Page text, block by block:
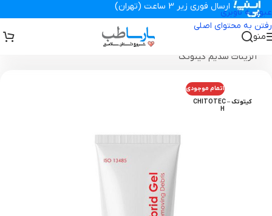
عبور به ناوبری
رفتن به محتوای اصلی
ارسال فوری زیر 3 ساعت (تهران)
منو
تجهیزات پزشکی پارساطب انواع پانسمان زخم
ژل دبریدمان
آلژینات سدیم کیتوتک
اتمام موجودی
کیتوتک – CHITOTEC
H